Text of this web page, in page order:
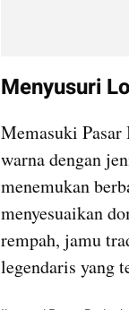
Menyusuri
Memasuki
warna dengan
menemukan
menyesuaikan
rempah, jamu
legendaris yang